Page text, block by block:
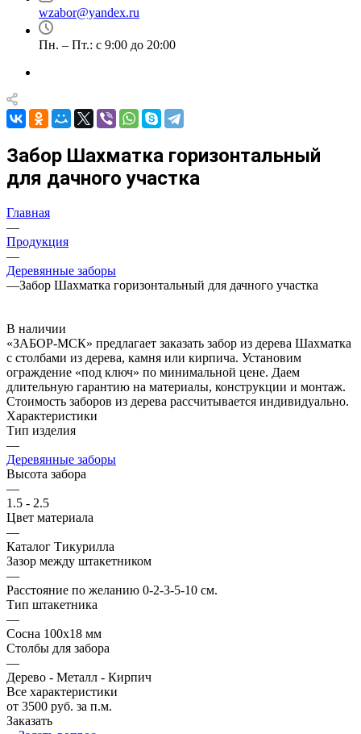
wzabor@yandex.ru
Пн. – Пт.: с 9:00 до 20:00
Забор Шахматка горизонтальный
для дачного участка
Главная
—
Продукция
—
Деревянные заборы
—Забор Шахматка горизонтальный для дачного участка
В наличии
«ЗАБОР-МСК» предлагает заказать забор из дерева Шахматка
с столбами из дерева, камня или кирпича. Установим
ограждение «под ключ» по минимальной цене. Даем
длительную гарантию на материалы, конструкции и монтаж.
Стоимость заборов из дерева рассчитывается индивидуально.
Характеристики
Тип изделия
—
Деревянные заборы
Высота забора
—
1.5 - 2.5
Цвет материала
—
Каталог Тикурилла
Зазор между штакетником
—
Расстояние по желанию 0-2-3-5-10 см.
Тип штакетника
—
Сосна 100х18 мм
Столбы для забора
—
Дерево - Металл - Кирпич
Все характеристики
от 3500 руб. за п.м.
Заказать